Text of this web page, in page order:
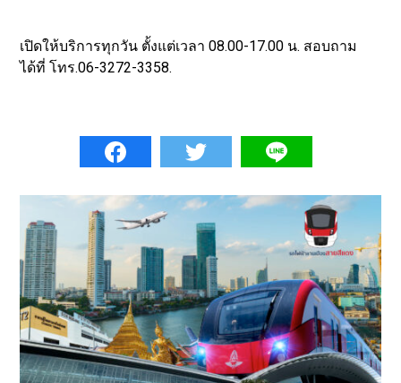
เปิดให้บริการทุกวัน ตั้งแต่เวลา 08.00-17.00 น. สอบถาม
ได้ที่ โทร.06-3272-3358.